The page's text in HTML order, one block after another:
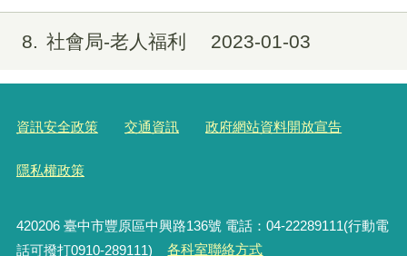
8 社會局-老人福利 2023-01-03
資訊安全政策 交通資訊 政府網站資料開放宣告
隱私權政策
420206臺中市豐原區中興路136號 電話：04-22289111(行動電
話可撥打0910-289111)
各科室聯絡方式